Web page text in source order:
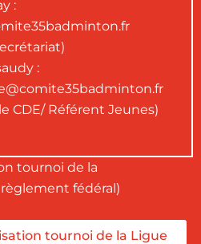
:
:
CDE/ Référent Jeunes)
tournoi de la
fédéral)
tournoi de la Ligue